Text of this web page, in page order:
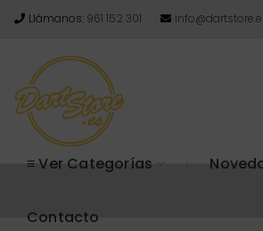
Llámanos: 961 152 301
≡ Ver Categorías
Contacto